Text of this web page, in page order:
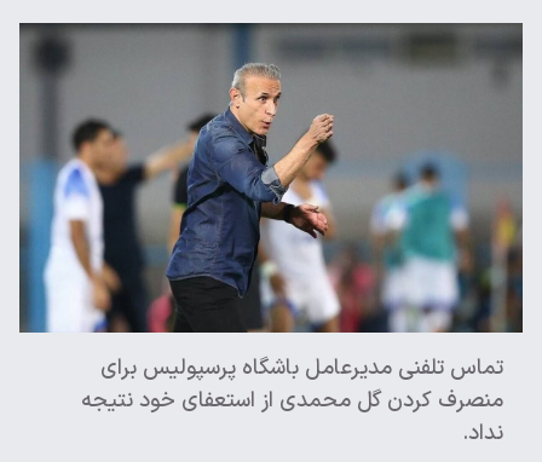
تماس تلفنی مدیرعامل باشگاه پرسپولیس برای
منصرف کردن گل محمدی از استعفای خود نتیجه
نداد.